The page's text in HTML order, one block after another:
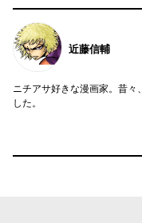
近藤信輔
ニチアサ好きな漫画家。昔々
した。